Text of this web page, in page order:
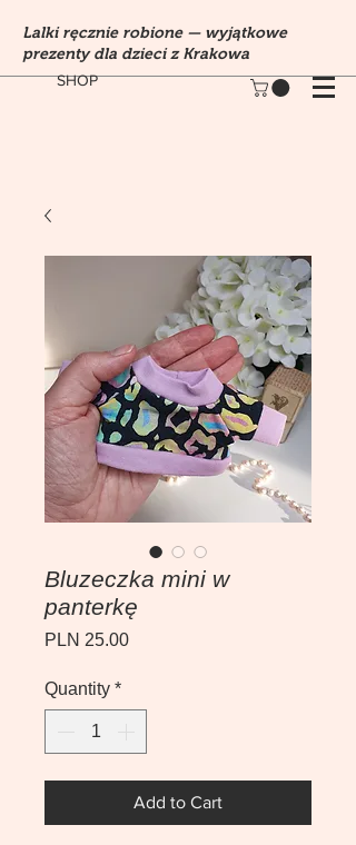
SHOP
Lalki ręcznie robione — wyjątkowe
prezenty dla dzieci z Krakowa
Bluzeczka mini w
panterkę
PLN 25.00Price
Quantity *
Add to Cart